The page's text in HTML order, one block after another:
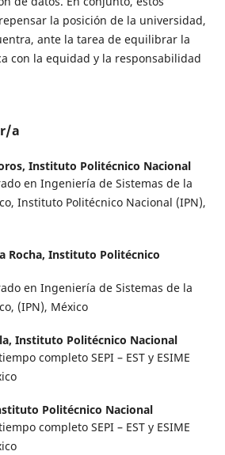
la posición de la universidad,
ante la tarea de equilibrar la
con la equidad y la responsabilidad
a
Instituto Politécnico Nacional
en Ingeniería de Sistemas de la
Instituto Politécnico Nacional (IPN),
Rocha, Instituto Politécnico
en Ingeniería de Sistemas de la
(IPN), México
Instituto Politécnico Nacional
completo SEPI – EST y ESIME
Politécnico Nacional
completo SEPI – EST y ESIME